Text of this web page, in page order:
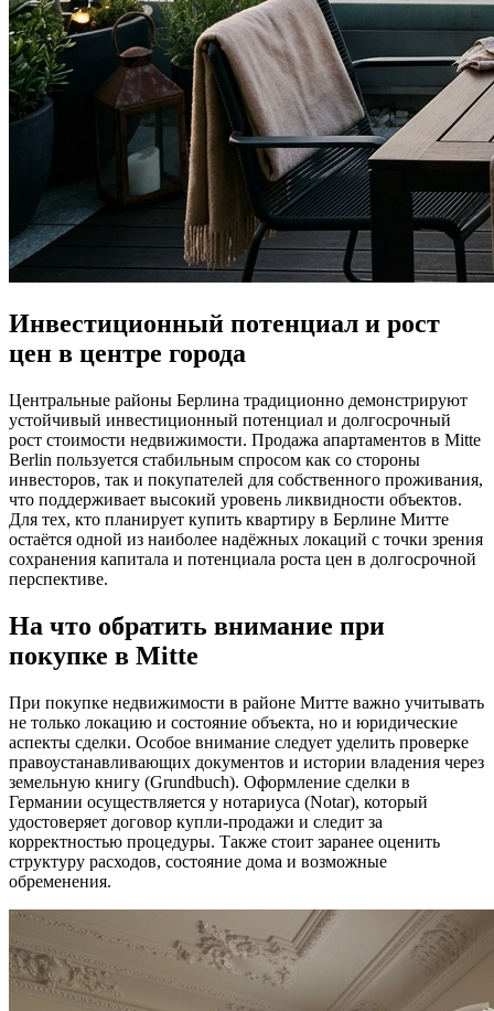
Инвестиционный потенциал и рост
цен в центре города
Центральные районы Берлина традиционно демонстрируют
устойчивый инвестиционный потенциал и долгосрочный
рост стоимости недвижимости. Продажа апартаментов в Mitte
Berlin пользуется стабильным спросом как со стороны
инвесторов, так и покупателей для собственного проживания,
что поддерживает высокий уровень ликвидности объектов.
Для тех, кто планирует купить квартиру в Берлине Митте
остаётся одной из наиболее надёжных локаций с точки зрения
сохранения капитала и потенциала роста цен в долгосрочной
перспективе.
На что обратить внимание при
покупке в Mitte
При покупке недвижимости в районе Митте важно учитывать
не только локацию и состояние объекта, но и юридические
аспекты сделки. Особое внимание следует уделить проверке
правоустанавливающих документов и истории владения через
земельную книгу (Grundbuch). Оформление сделки в
Германии осуществляется у нотариуса (Notar), который
удостоверяет договор купли-продажи и следит за
корректностью процедуры. Также стоит заранее оценить
структуру расходов, состояние дома и возможные
обременения.